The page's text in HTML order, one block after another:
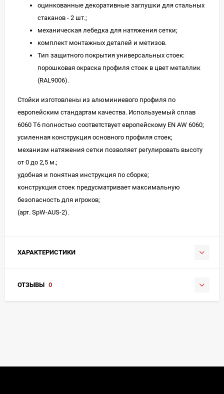
оцинкованные декоративные заглушки для стальных
стаканов - 2 шт.;
механическая лебедка для натяжения сетки;
комплект монтажных деталей и метизов.
Тип защитного покрытия универсальных стоек:
порошковая окраска профиля стоек в цвет металлик
(RAL9006).
Стойки изготовлены из алюминиевого профиля по
европейским стандартам качества. Используемый сплав
6060 Т6 полностью соответствует европейскому EN AW 6060;
усиленная конструкция основного профиля стоек;
механизм натяжения сетки позволяет регулировать высоту
от 0 до 2,5 м.;
удобная и понятная инструкция по сборке;
конструкция стоек предусматривает максимальную
безопасность для игроков;
(арт. SpW-AUS-2).
ХАРАКТЕРИСТИКИ
ОТЗЫВЫ 0